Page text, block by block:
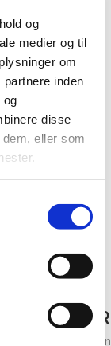
og
medier og til
om
inden
og
disse
eller som
mere om dine
VEJLEDER
Kromann-Jensen